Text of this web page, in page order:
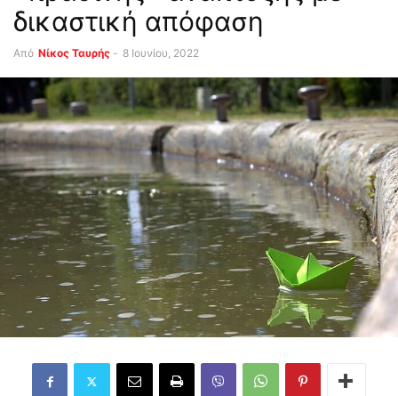
δικαστική απόφαση
Από Νίκος Ταυρής - 8 Ιουνίου, 2022